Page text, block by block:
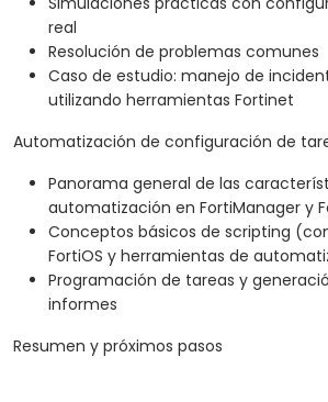
real
Resolución de problemas comunes
Caso de estudio: manejo de
utilizando herramientas Fortinet
Automatización de configuración de
Panorama general de las
automatización en FortiManager y
Conceptos básicos de scripting
FortiOS y herramientas de
Programación de tareas y
informes
Resumen y próximos pasos